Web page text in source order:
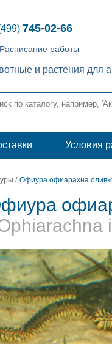
745-02-66
Расписание работы
и растения для
Условия
/ Офиура офиарахна